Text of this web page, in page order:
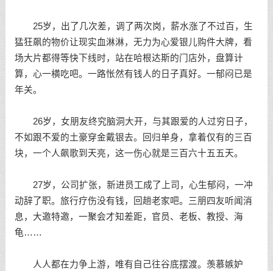
25岁，出了几次差，调了两次岗，薪水涨了不过百，生
猛狂飙的物价让现实血淋淋，无力为心爱银儿购件大牌，看
场大片都得等快下线时，站在哈根达斯的门店外，盘算计
算，心一横吃吧。一路怅然有钱人的日子真好。一郁闷已是
年关。
26岁，女朋友终究脑洞大开，与其跟爱的人过穷日子，
不如跟不爱的土豪穿金戴银去。回归单身，拿着仅有的三百
块，一个人飙歌到天亮，这一伤心就是三百六十五五天。
27岁，公司扩张，新进员工成了上司，心生郁闷，一冲
动辞了职。旅行疗伤没有钱，回趟老家吧。三朋四友听闻消
息，大邀特邀，一聚会才知差距，官员、老板、教授、海
龟……
人人都在力争上游，唯有自己往谷底摆渡。羡慕嫉妒